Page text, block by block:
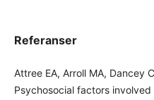
Referanser
Attree EA, Arroll MA, Dancey
Psychosocial factors